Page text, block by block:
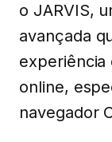
o JARVIS,
avançada
experiência
online,
navegador